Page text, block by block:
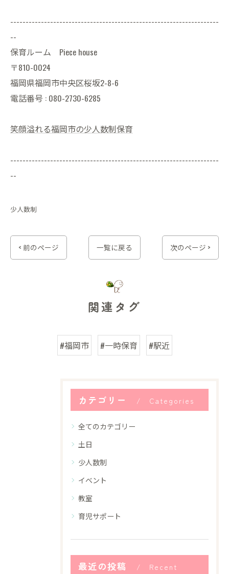
--------------------------------------------------------------------
--
保育ルーム Piece house
〒810-0024
福岡県福岡市中央区桜坂2-8-6
電話番号 : 080-2730-6285
笑顔溢れる福岡市の少人数制保育
--------------------------------------------------------------------
--
少人数制
< 前のページ 一覧に戻る 次のページ >
関連タグ
#福岡市 #一時保育 #駅近
カテゴリー Categories
全てのカテゴリー
土日
少人数制
イベント
教室
育児サポート
最近の投稿
Recent